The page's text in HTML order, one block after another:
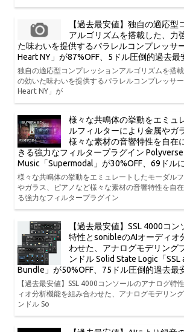
【過去最安値】独自の適応型
アルゴリズムを搭載した、力
た味わいを提供するパラレルコンプレッサ
Heart NY」が87%OFF、5ドル圧倒的過去最
独自の適応型コンプレッションアルゴリズムを搭
の効いた味わいを提供するパラレルコンプレッサ
Heart NY」が
様々な共鳴体の挙動をエミュ
ルフィルターにより金属やガ
様々な素材の音響特性を自在
きる強力なフィルタープラグイン Polyverse
Music「Supermodal」が30%OFF、69ドル
様々な共鳴体の挙動をエミュレートしたモーダル
やガラス、ピアノなど様々な素材の音響特性を自
る強力なフィルタープラグイン
【過去最安値】SSL 4000コ
特性とsonibleのAIオーディオ
わせた、アナログモデリング
ンドル Solid State Logic「SSL
Bundle」が50%OFF、75ドル圧倒的過去最
【過去最安値】SSL 4000コンソールのアナログ特
ィオ分析機能を組み合わせた、アナログモデリン
ンドル So